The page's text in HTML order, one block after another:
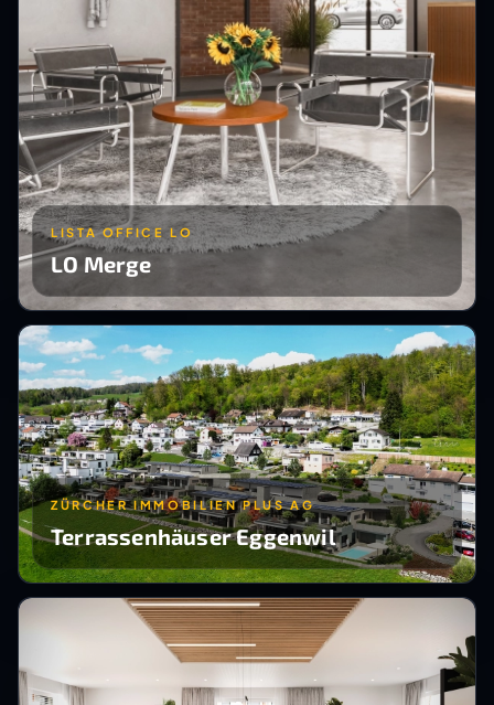
LISTA OFFICE LO
LO Merge
ZÜRCHER IMMOBILIEN PLUS AG
Terrassenhäuser Eggenwil